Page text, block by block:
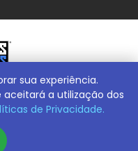
Store |ContentStuff
- 05.859.917/0001-60.
Bitencourt, 291 -
sua experiência.
a utilização dos
de Privacidade.